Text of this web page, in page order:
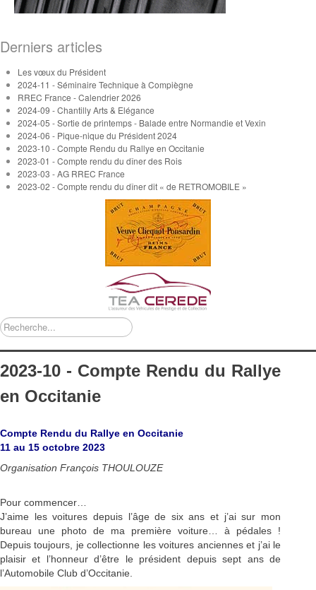
Derniers articles
Les vœux du Président
2024-11 - Séminaire Technique à Compiègne
RREC France - Calendrier 2026
2024-09 - Chantilly Arts & Elégance
2024-05 - Sortie de printemps - Balade entre Normandie et Vexin
2024-06 - Pique-nique du Président 2024
2023-10 - Compte Rendu du Rallye en Occitanie
2023-01 - Compte rendu du dîner des Rois
2023-03 - AG RREC France
2023-02 - Compte rendu du dîner dit « de RETROMOBILE »
Rechercher
2023-10 - Compte Rendu du Rallye
en Occitanie
Compte Rendu du Rallye en Occitanie
11 au 15 octobre 2023
Organisation François THOULOUZE
Pour commencer…
J’aime les voitures depuis l’âge de six ans et j’ai sur mon
bureau une photo de ma première voiture… à pédales !
Depuis toujours, je collectionne les voitures anciennes et j’ai le
plaisir et l’honneur d’être le président depuis sept ans de
l’Automobile Club d’Occitanie.